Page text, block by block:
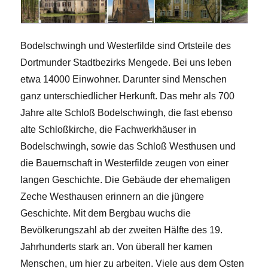
Bodelschwingh und Westerfilde sind Ortsteile des
Dortmunder Stadtbezirks Mengede. Bei uns leben
etwa 14000 Einwohner. Darunter sind Menschen
ganz unterschiedlicher Herkunft. Das mehr als 700
Jahre alte Schloß Bodelschwingh, die fast ebenso
alte Schloßkirche, die Fachwerkhäuser in
Bodelschwingh, sowie das Schloß Westhusen und
die Bauernschaft in Westerfilde zeugen von einer
langen Geschichte. Die Gebäude der ehemaligen
Zeche Westhausen erinnern an die jüngere
Geschichte. Mit dem Bergbau wuchs die
Bevölkerungszahl ab der zweiten Hälfte des 19.
Jahrhunderts stark an. Von überall her kamen
Menschen, um hier zu arbeiten. Viele aus dem Osten